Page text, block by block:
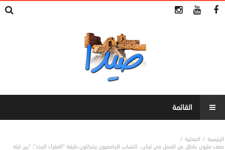
المحلية
نصف مليون عاطل عن العمل في لبنان… الشباب الجامعيون يشكلون طبقة “الفقراء الجدد”: “بين ليلة